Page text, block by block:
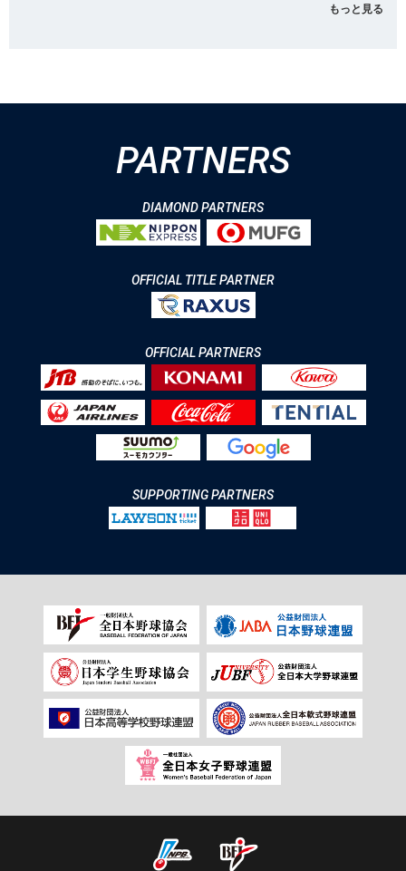
もっと見る
PARTNERS
DIAMOND PARTNERS
OFFICIAL TITLE PARTNER
OFFICIAL PARTNERS
SUPPORTING PARTNERS